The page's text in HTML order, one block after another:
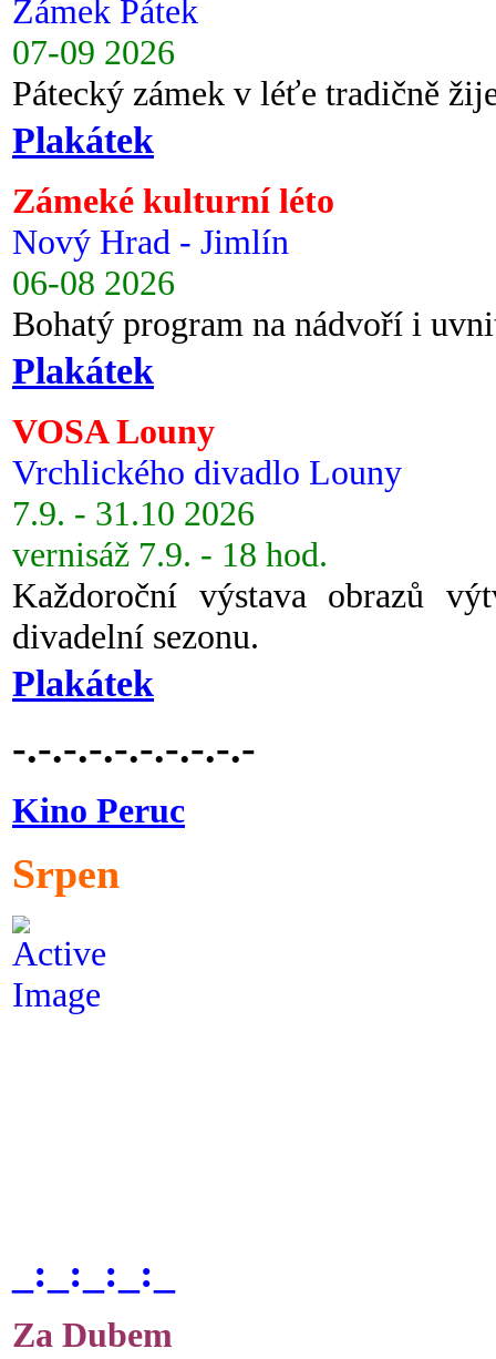
Zámek Pátek
07-09 2026
Pátecký zámek v léťe tradičně
Plakátek
Zámeké kulturní léto
Nový Hrad - Jimlín
06-08 2026
Bohatý program na nádvoří i
Plakátek
VOSA Louny
Vrchlického divadlo Louny
7.9. - 31.10 2026
vernisáž 7.9. - 18 hod.
Každoroční výstava obrazů
divadelní sezonu.
Plakátek
-.-.-.-.-.-.-.-.-.-
Kino Peruc
Srpen
_:_:_:_:_
Za Dubem